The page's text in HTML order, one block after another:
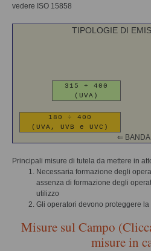
vedere ISO 15858
TIPOLOGIE DI
315 ÷ 400
(UVA)
180 ÷ 400
(UVA, UVB e UVC)
⇐
Principali misure di tutela da mettere in
Necessaria formazione degli
assenza di formazione degli
utilizzo
Gli operatori devono proteggere la
Misure sul Campo
misure in